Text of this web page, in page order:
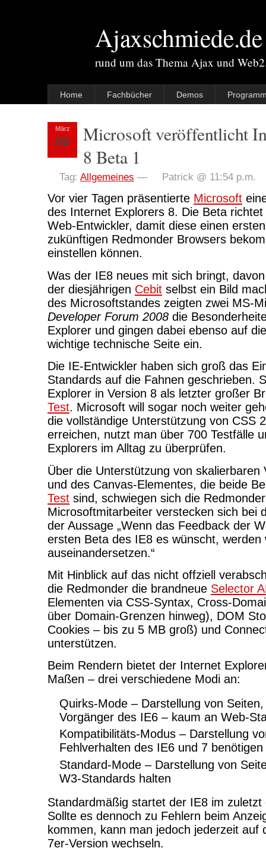
Ajaxschmiede.de
rund um das Thema Ajax und
Home Fachbücher Demos
März
09
Microsoft veröffentlicht
8 Beta 1
Tag: Allgemeines — Patrick @ 11:54 p.m.
Vor vier Tagen präsentierte Microsoft
des Internet Explorers 8. Die Beta
Web-Entwickler, damit diese einen
zukünftigen Redmonder Browsers
einstellen können.
Was der IE8 neues mit sich bringt,
der diesjährigen Cebit selbst ein Bild
des Microsoftstandes zeigten zwei MS-
Developer Forum 2008 die
Explorer und gingen dabei ebenso auf
wichtige technische Seite ein.
Die IE-Entwickler haben sich groß das
Standards auf die Fahnen geschrieben.
Explorer in Version 8 als letzter großer
Test. Microsoft will sogar noch weiter
die vollständige Unterstützung von CSS
erreichen, nutzt man über 700 Testfälle
Explorers im Alltag zu überprüfen.
Über die Unterstützung von skalierbaren
und des Canvas-Elementes, die beide
Test sind, schwiegen sich die
Microsoftmitarbeiter verstecken sich bei
der Aussage „Wenn das Feedback der
ersten Beta des IE8 es wünscht, werden
auseinandersetzen.“
Mit Hinblick auf das nicht offziell
die Redmonder die brandneue Selector
Elementen via CSS-Syntax, Cross-
über Domain-Grenzen hinweg), DOM
Cookies – bis zu 5 MB groß) und
unterstützen.
Beim Rendern bietet der Internet
Maßen – drei verschiedene Modi an:
Quirks-Mode – Darstellung von
Vorgänger des IE6 – kaum an Web-
Kompatibilitäts-Modus – Darstellung
Fehlverhalten des IE6 und 7 benötigen
Standard-Mode – Darstellung von
W3-Standards halten
Standardmäßig startet der IE8 im
Sollte es dennoch zu Fehlern beim
kommen, kann man jedoch jederzeit auf
7er-Version wechseln.